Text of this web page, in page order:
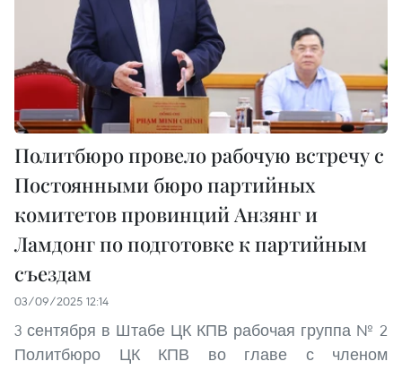
Политбюро провело рабочую встречу с
Постоянными бюро партийных
комитетов провинций Анзянг и
Ламдонг по подготовке к партийным
съездам
03/09/2025 12:14
3 сентября в Штабе ЦК КПВ рабочая группа № 2
Политбюро ЦК КПВ во главе с членом